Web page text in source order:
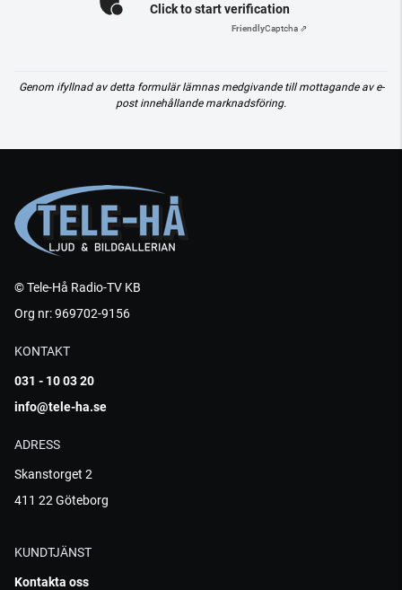
Click to start verification
FriendlyCaptcha ⇗
Genom ifyllnad av detta formulär lämnas medgivande till mottagande av e-
post innehållande marknadsföring.
© Tele-Hå Radio-TV KB
Org nr: 969702-9156
KONTAKT
031 - 10 03 20
info@tele-ha.se
ADRESS
Skanstorget 2
411 22 Göteborg
KUNDTJÄNST
Kontakta oss